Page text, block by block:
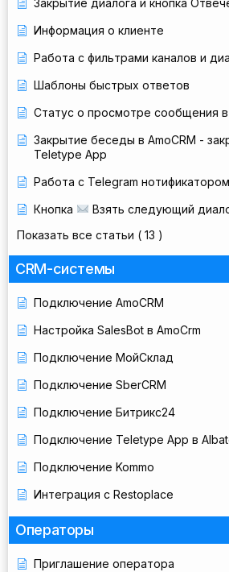
Закрытие диалога и кнопка
Информация о клиенте
Работа с фильтрами каналов и
Шаблоны быстрых ответов
Статус о просмотре сообщения
Закрытие беседы в AmoCRM -
Teletype App
Работа с Telegram нотификатором
Кнопка
Взять следующий
Показать все статьи ( 13 )
CRM-системы
Подключение AmoCRM
Настройка SalesBot в AmoCrm
Подключение МойСклад
Подключение SberCRM
Подключение Битрикс24
Подключение Teletype App в
Подключение Kommo
Интеграция с Restoplace
Операторы
Приглашение оператора